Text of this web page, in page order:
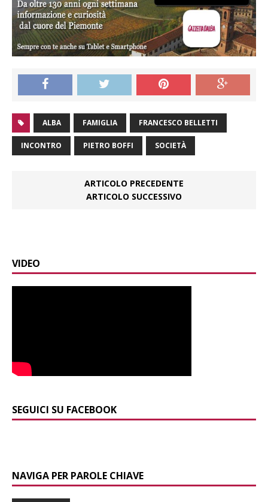
ALBA FAMIGLIA FRANCESCO BELLETTI
INCONTRO PIETRO BOFFI SOCIETÀ
ARTICOLO PRECEDENTE
ARTICOLO SUCCESSIVO
VIDEO
SEGUICI SU FACEBOOK
NAVIGA PER PAROLE CHIAVE